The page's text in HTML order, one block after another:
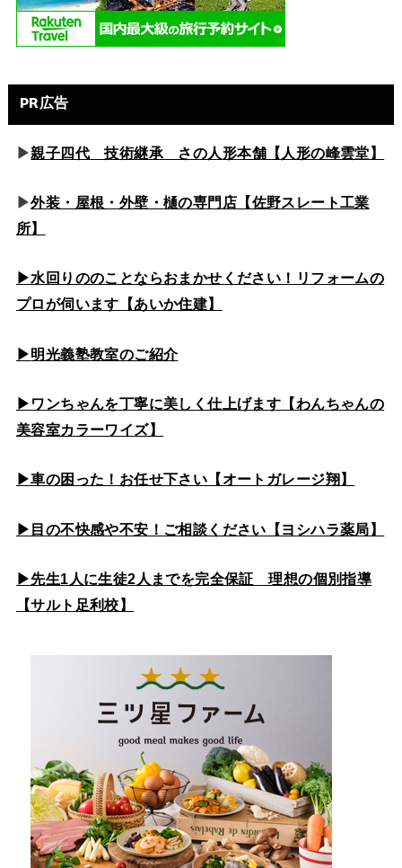
PR広告
▶親子四代 技術継承 さの人形本舗【人形の峰雲堂】
▶外装・屋根・外壁・樋の専門店【佐野スレート工業
所】
▶水回りののことならおまかせください！リフォームの
プロが伺います【あいか住建】
▶明光義塾教室のご紹介
▶ワンちゃんを丁寧に美しく仕上げます【わんちゃんの
美容室カラーワイズ】
▶車の困った！お任せ下さい【オートガレージ翔】
▶目の不快感や不安！ご相談ください【ヨシハラ薬局】
▶先生1人に生徒2人までを完全保証 理想の個別指導
【サルト足利校】